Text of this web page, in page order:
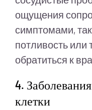
ощущения
симптомами,
потливость
обратиться к
4.
клетки